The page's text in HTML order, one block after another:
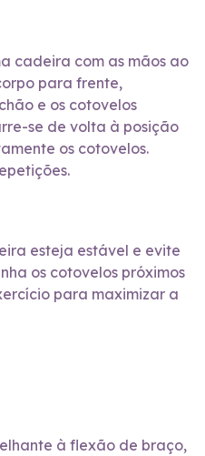
cadeira com as mãos ao
para frente,
e os cotovelos
se de volta à posição
os cotovelos.
esteja estável e evite
os cotovelos próximos
para maximizar a
à flexão de braço,